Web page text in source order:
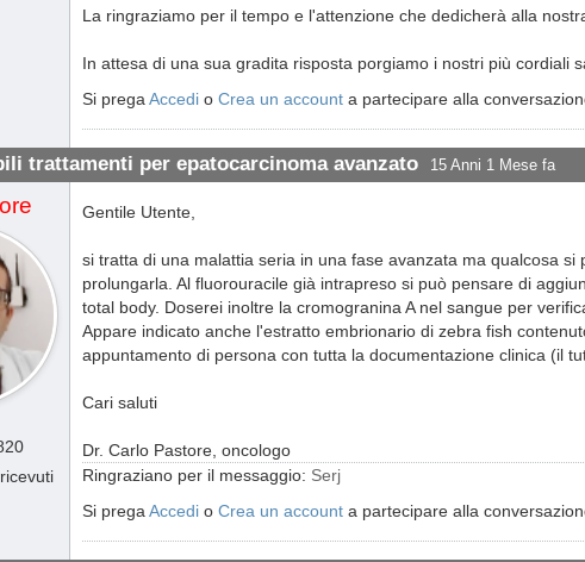
La ringraziamo per il tempo e l'attenzione che dedicherà alla
In attesa di una sua gradita risposta porgiamo i nostri più cordiali
Si prega Accedi o Crea un account a partecipare alla
trattamenti per epatocarcinoma avanzato 15 Anni 1 Mese fa
Gentile Utente,
si tratta di una malattia seria in una fase avanzata ma qualcosa
prolungarla. Al fluorouracile già intrapreso si può pensare di
total body. Doserei inoltre la cromogranina A nel sangue per
Appare indicato anche l'estratto embrionario di zebra fish
appuntamento di persona con tutta la documentazione clinica (il
Cari saluti
Dr. Carlo Pastore, oncologo
Ringraziano per il messaggio: Serj
Si prega Accedi o Crea un account a partecipare alla